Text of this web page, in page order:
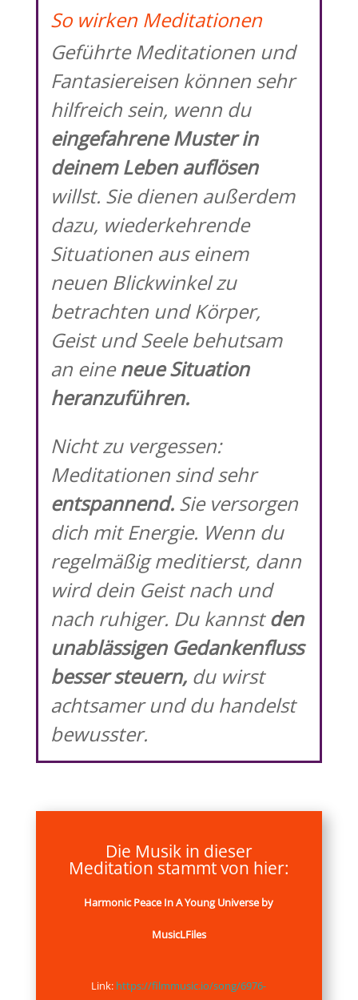
So wirken Meditationen
Geführte Meditationen und
Fantasiereisen können sehr
hilfreich sein, wenn du
eingefahrene Muster in
deinem Leben auflösen
willst. Sie dienen außerdem
dazu, wiederkehrende
Situationen aus einem
neuen Blickwinkel zu
betrachten und Körper,
Geist und Seele behutsam
an eineneue Situation
heranzuführen.
Nicht zu vergessen:
Meditationen sind sehr
entspannend.Sie versorgen
dich mit Energie. Wenn du
regelmäßig meditierst, dann
wird dein Geist nach und
nach ruhiger. Du kannstden
unablässigen Gedankenfluss
besser steuern,du wirst
achtsamer und du handelst
bewusster.
Die Musik in dieser
Meditation stammt von hier:
Harmonic Peace In A Young Universe by
MusicLFiles
Link: https://filmmusic.io/song/6976-